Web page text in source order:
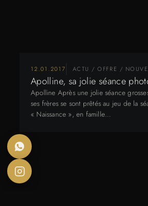
12.01.2017 ACTU / OFFRE /
Apolline, sa jolie séance
Apolline Après une jolie séance
ses frères se sont prêtés au jeu de la
« Naissance », en famille…